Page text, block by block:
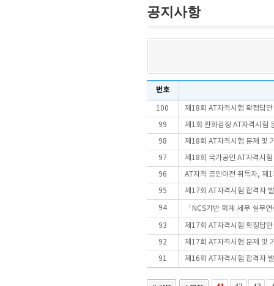
공지사항
번호
100 제18회 AT자격시험 확정답
99 제1회 완화검정 AT자격시험
98 제18회 AT자격시험 문제 및
97 제18회 국가공인 AT자격시
96 AT자격 공인이전 취득자, 제
95 제17회 AT자격시험 합격자
94 「NCS기반 회계 세무 실무
93 제17회 AT자격시험 확정답
92 제17회 AT자격시험 문제 및
91 제16회 AT자격시험 합격자